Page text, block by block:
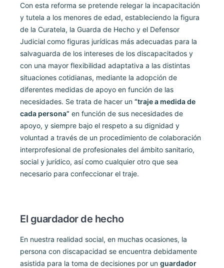
Con esta reforma se pretende relegar la incapacitación
y tutela a los menores de edad, estableciendo la figura
de la Curatela, la Guarda de Hecho y el Defensor
Judicial como figuras jurídicas más adecuadas para la
salvaguarda de los intereses de los discapacitados y
con una mayor flexibilidad adaptativa a las distintas
situaciones cotidianas, mediante la adopción de
diferentes medidas de apoyo en función de las
necesidades. Se trata de hacer un“traje a medida de
cada persona” en función de sus necesidades de
apoyo, y siempre bajo el respeto a su dignidad y
voluntad a través de un procedimiento de colaboración
interprofesional de profesionales del ámbito sanitario,
social y jurídico, así como cualquier otro que sea
necesario para confeccionar el traje.
El guardador de hecho
En nuestra realidad social, en muchas ocasiones, la
persona con discapacidad se encuentra debidamente
asistida para la toma de decisiones por unguardador